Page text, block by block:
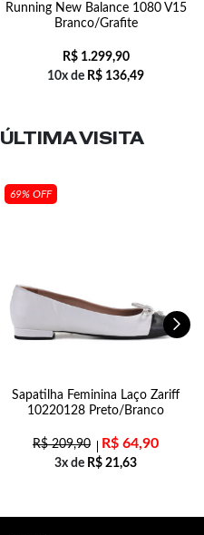
Running New Balance 1080 V15
Branco/Grafite
R$1.299,90
10x de R$ 136,49
ÚLTIMA VISITA
69% OFF
Sapatilha Feminina Laço Zariff
10220128 Preto/Branco
R$209,90 R$ 64,90
3x de R$ 21,63